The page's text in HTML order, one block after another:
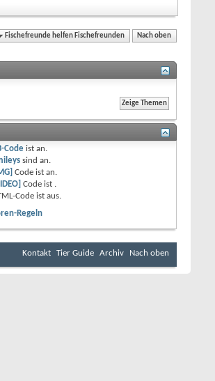
Fischefreunde helfen Fischefreunden Nach oben
Code istan.
sindan.
Code istan.
Code ist .
Code istaus.
Regeln
Kontakt Tier Guide Archiv Nach oben